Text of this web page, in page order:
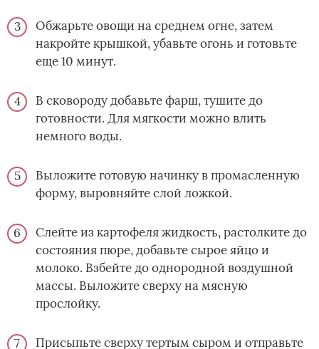
Обжарьте овощи на среднем огне, затем
накройте крышкой, убавьте огонь и готовьте
еще 10 минут.
В сковороду добавьте фарш, тушите­ до
готовности. Для мягкости можно влить
немного воды.­
Выложите готовую начинку в промасленную
форму, выровняйте слой ложкой.
Слейте из картофеля жидкость, растолките до
состояния пюре, добавьте сырое яйцо и
молоко. Взбейте до однородной воздушной
массы. Выложите сверху на мясную
прослойку.
Присыпьте сверху тертым сыром и отправьте